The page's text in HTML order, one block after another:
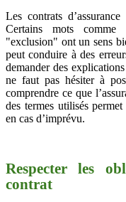
Les contrats
Certains mots
"exclusion" ont un sens
peut conduire à des
demander des
ne faut pas hésiter à
comprendre ce que
des termes utilisés
en cas d’imprévu.
Respecter les
contrat